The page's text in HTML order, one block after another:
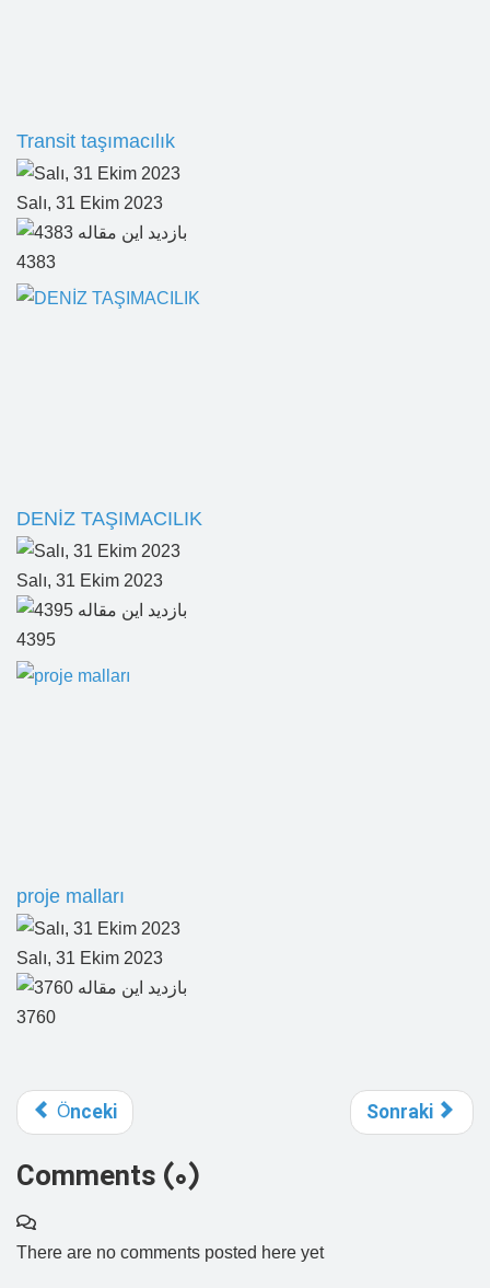
Transit taşımacılık
Salı, 31 Ekim 2023
4383
DENİZ TAŞIMACILIK
Salı, 31 Ekim 2023
4395
proje malları
Salı, 31 Ekim 2023
3760
Önceki Sonraki
Comments (0)
There are no comments posted here yet